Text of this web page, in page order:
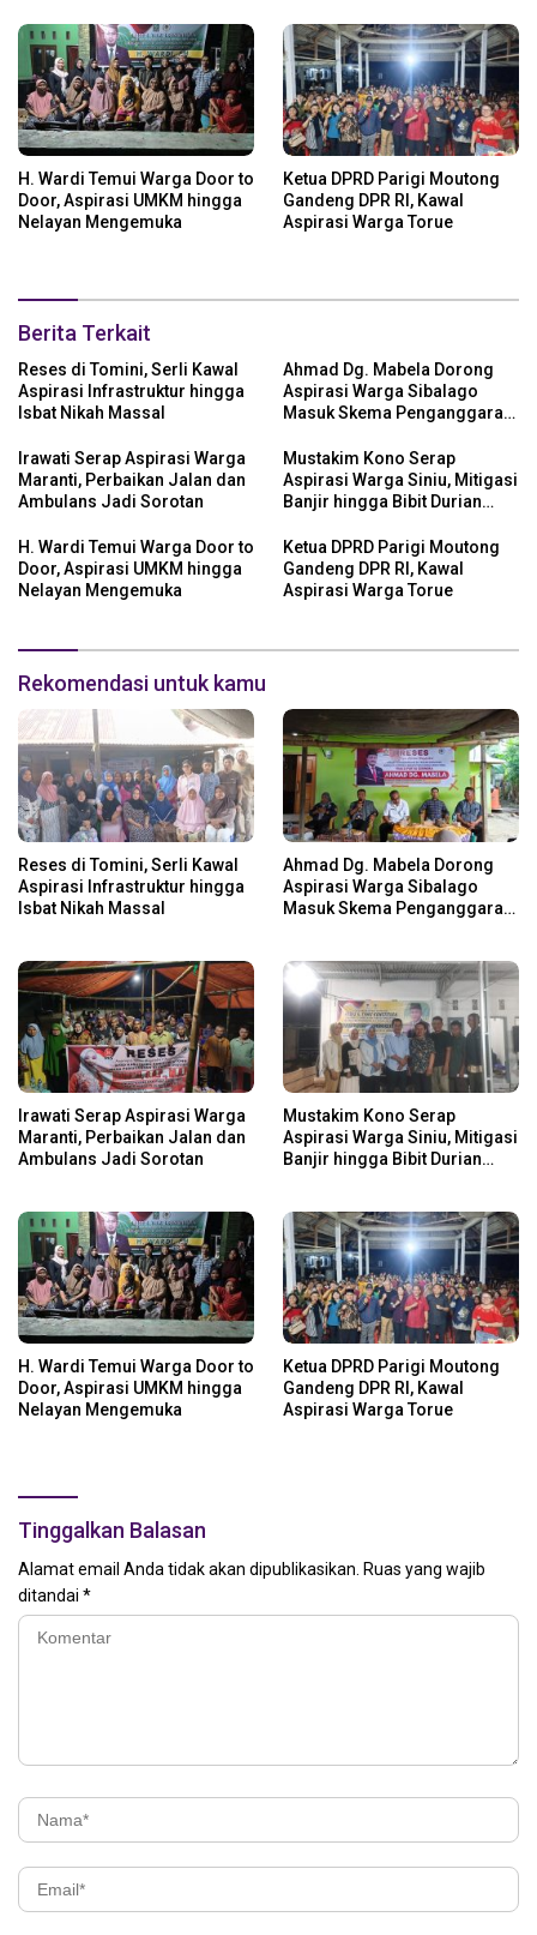
H. Wardi Temui Warga Door to
Door, Aspirasi UMKM hingga
Nelayan Mengemuka
Ketua DPRD Parigi Moutong
Gandeng DPR RI, Kawal
Aspirasi Warga Torue
Berita Terkait
Reses di Tomini, Serli Kawal
Aspirasi Infrastruktur hingga
Isbat Nikah Massal
Ahmad Dg. Mabela Dorong
Aspirasi Warga Sibalago
Masuk Skema Penganggaran
Irawati Serap Aspirasi Warga
Maranti, Perbaikan Jalan dan
Ambulans Jadi Sorotan
Mustakim Kono Serap
Aspirasi Warga Siniu, Mitigasi
Banjir hingga Bibit Durian
H. Wardi Temui Warga Door to
Door, Aspirasi UMKM hingga
Nelayan Mengemuka
Ketua DPRD Parigi Moutong
Gandeng DPR RI, Kawal
Aspirasi Warga Torue
Rekomendasi untuk kamu
Reses di Tomini, Serli Kawal
Aspirasi Infrastruktur hingga
Isbat Nikah Massal
Ahmad Dg. Mabela Dorong
Aspirasi Warga Sibalago
Masuk Skema Penganggaran
Irawati Serap Aspirasi Warga
Maranti, Perbaikan Jalan dan
Ambulans Jadi Sorotan
Mustakim Kono Serap
Aspirasi Warga Siniu, Mitigasi
Banjir hingga Bibit Durian
H. Wardi Temui Warga Door to
Door, Aspirasi UMKM hingga
Nelayan Mengemuka
Ketua DPRD Parigi Moutong
Gandeng DPR RI, Kawal
Aspirasi Warga Torue
Tinggalkan Balasan
Alamat email Anda tidak akan dipublikasikan. Ruas yang wajib
ditandai *